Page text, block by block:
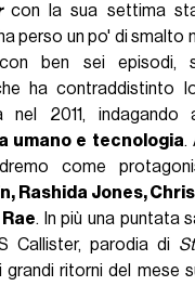
con la sua settima
perso un po' di smalto
ben sei episodi,
ha contraddistinto
nel 2011, indagando
umano e tecnologia.
come
Rashida Jones,
Rae. In più una puntata
Callister, parodia di
grandi ritorni del mese